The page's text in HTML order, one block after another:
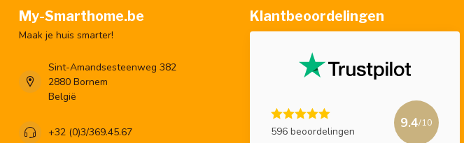
My-Smarthome.be
Maak je huis smarter!
Sint-Amandsesteenweg 382
2880 Bornem
België
+32 (0)3/369.45.67
Klantbeoordelingen
596 beoordelingen
9.4/10